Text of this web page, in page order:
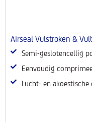
Airseal Vulstroken &
Semi-geslotencellig
Eenvoudig
Lucht- en